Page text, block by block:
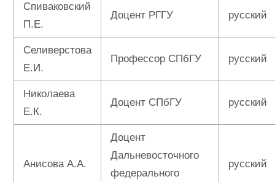
Спиваковский
П.Е.
Доцент РГГУ русский
Селиверстова
Е.И.
Профессор СПбГУ русский
Николаева
Е.К.
Доцент СПбГУ русский
Анисова А.А.
Доцент
Дальневосточного
федерального
русский